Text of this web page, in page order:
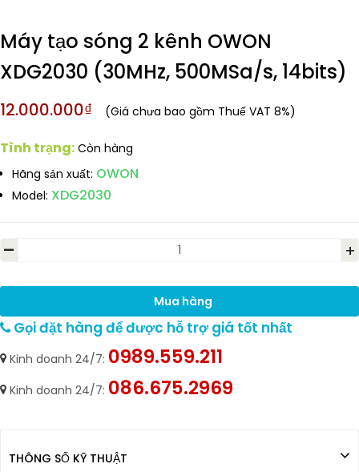
Máy tạo sóng 2 kênh OWON
XDG2030 (30MHz, 500MSa/s, 14bits)
12.000.000₫ (Giá chưa bao gồm Thuế VAT 8%)
Tình trạng: Còn hàng
Hãng sản xuất: OWON
Model: XDG2030
- +
Mua hàng
Gọi đặt hàng để được hỗ trợ giá tốt nhất
Kinh doanh 24/7: 0989.559.211
Kinh doanh 24/7: 086.675.2969
THÔNG SỐ KỸ THUẬT